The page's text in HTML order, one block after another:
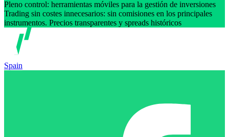
Pleno control: herramientas móviles para la gestión de inversiones
Trading sin costes innecesarios: sin comisiones en los principales
instrumentos. Precios transparentes y spreads históricos
Spain